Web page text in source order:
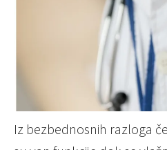
Iz bezbednosnih razloga